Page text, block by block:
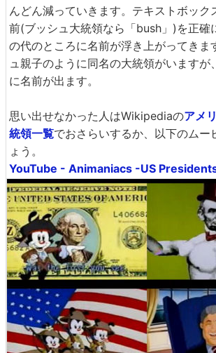
んどん減っていきます。テキストボック
前(ブッシュ大統領なら「bush」)を正確
の代のところに名前が浮き上がってきま
ュ親子のように同名の大統領がいますが
に名前が出ます。
思い出せなかった人はWikipediaのアメ
統領一覧でおさらいするか、以下のムー
ょう。
YouTube - Animaniacs -US